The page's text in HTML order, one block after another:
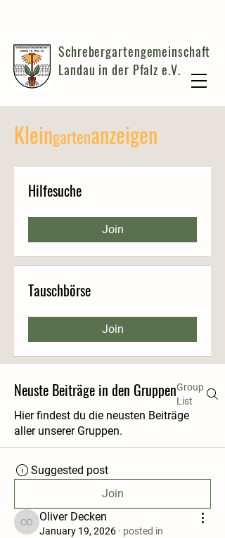
Schrebergartengemeinschaft
Landau in der Pfalz e.V.
Kleingartenanzeigen
Hilfesuche
Join
Tauschbörse
Join
Neuste Beiträge in den GruppenGroup
List
Hier findest du die neusten Beiträge
aller unserer Gruppen.
Suggested post
Join
Oliver Decken
Oliver Decken
January 19, 2026 · posted in